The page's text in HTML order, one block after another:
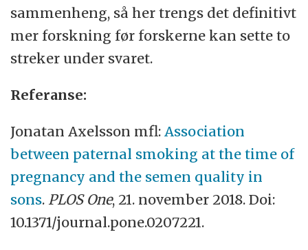
sammenheng, så her trengs det definitivt
mer forskning før forskerne kan sette to
streker under svaret.
Referanse:
Jonatan Axelsson mfl:Association
between paternal smoking at the time of
pregnancy and the semen quality in
sons. PLOS One, 21. november 2018. Doi:
10.1371/journal.pone.0207221.